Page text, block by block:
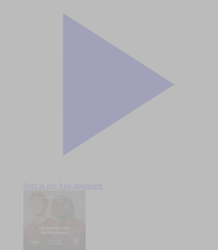
Jetzt in der App abspielen